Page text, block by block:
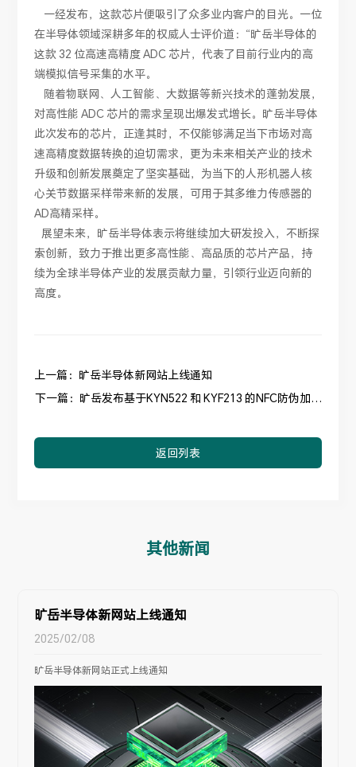
一经发布，这款芯片便吸引了众多业内客户的目光。一位
在半导体领域深耕多年的权威人士评价道：“旷岳半导体的
这款 32 位高速高精度 ADC 芯片，代表了目前行业内的高
端模拟信号采集的水平。
随着物联网、人工智能、大数据等新兴技术的蓬勃发展，
对高性能 ADC 芯片的需求呈现出爆发式增长。旷岳半导体
此次发布的芯片，正逢其时，不仅能够满足当下市场对高
速高精度数据转换的迫切需求，更为未来相关产业的技术
升级和创新发展奠定了坚实基础，为当下的人形机器人核
心关节数据采样带来新的发展，可用于其多维力传感器的
AD高精采样。
展望未来，旷岳半导体表示将继续加大研发投入，不断探
索创新，致力于推出更多高性能、高品质的芯片产品，持
续为全球半导体产业的发展贡献力量，引领行业迈向新的
高度。
上一篇：旷岳半导体新网站上线通知
返回列表
下一篇：旷岳发布基于KYN522 和 KYF213 的NFC防伪加密
其他新闻
旷岳半导体新网站上线通知
2025/02/08
旷岳半导体新网站正式上线通知